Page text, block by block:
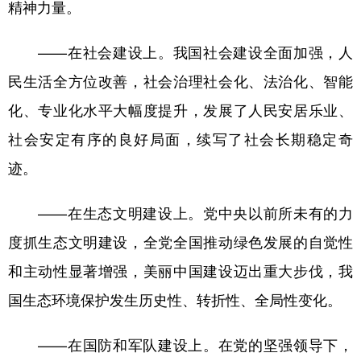
精神力量。
——在社会建设上。我国社会建设全面加强，人
民生活全方位改善，社会治理社会化、法治化、智能
化、专业化水平大幅度提升，发展了人民安居乐业、
社会安定有序的良好局面，续写了社会长期稳定奇
迹。
——在生态文明建设上。党中央以前所未有的力
度抓生态文明建设，全党全国推动绿色发展的自觉性
和主动性显著增强，美丽中国建设迈出重大步伐，我
国生态环境保护发生历史性、转折性、全局性变化。
——在国防和军队建设上。在党的坚强领导下，